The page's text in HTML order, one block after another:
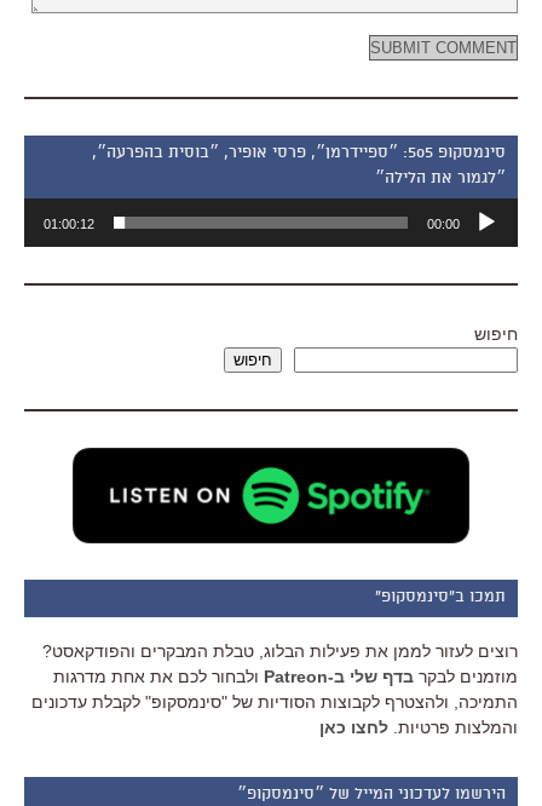
סינמסקופ 505: ״ספיידרמן״, פרסי אופיר, ״בוסית בהפרעה״,
״לגמור את הלילה״
אודיו
00:00
01:00:12
חיפוש
חיפוש
תמכו ב"סינמסקופ"
רוצים לעזור לממן את פעילות הבלוג, טבלת המבקרים והפודקאסט?
מוזמנים לבקר בדף שלי ב-Patreon
ולבחור לכם את אחת מדרגות
התמיכה, ולהצטרף לקבוצות הסודיות של "סינמסקופ" לקבלת עדכונים
והמלצות פרטיות. לחצו כאן
הירשמו לעדכוני המייל של ״סינמסקופ״